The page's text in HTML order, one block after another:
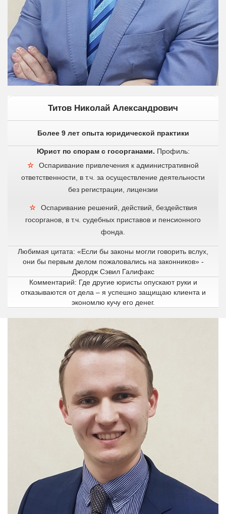
Титов Николай Александрович
Более 9 лет опыта юридической практики
Юрист по спорам с госорганами. Профиль:
Оспаривание привлечения к административной
ответственности, в т.ч. за осуществление деятельности
без регистрации, лицензии
Оспаривание решений, действий, бездействия
госорганов, в т.ч. судебных приставов и пенсионного
фонда.
Любимая цитата: «Если бы законы могли говорить вслух,
они бы первым делом пожаловались на законников» -
Джордж Сэвил Галифакс
Комментарий: Где другие юристы опускают руки и
отказываются от дела – я успешно защищаю клиента и
экономлю кучу его денег.